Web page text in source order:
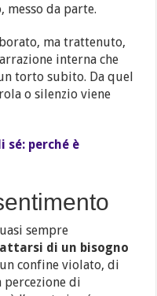
messo da parte.
ma trattenuto,
interna che
torto subito. Da quel
o silenzio viene
sé: perché è
sempre
di un bisogno
confine violato, di
percezione di